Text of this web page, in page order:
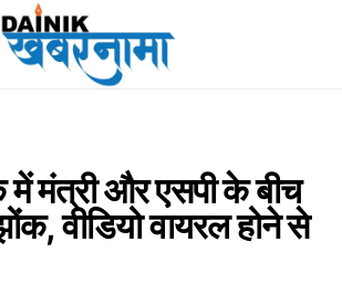
मंत्री और एसपी के बीच
वीडियो वायरल होने से